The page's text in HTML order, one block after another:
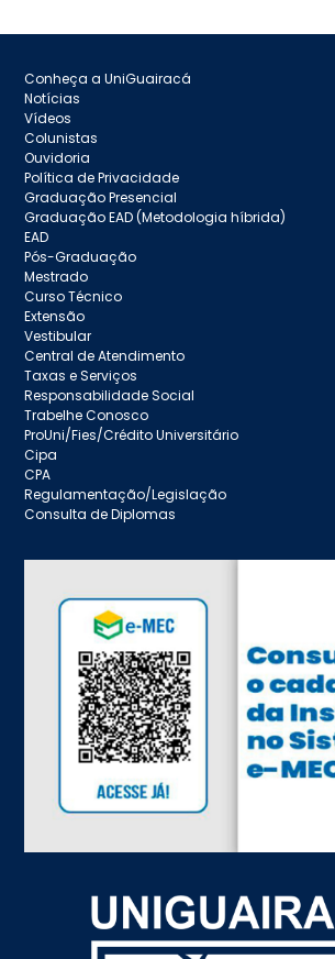
Conheça a UniGuairacá
Notícias
Vídeos
Colunistas
Ouvidoria
Política de Privacidade
Graduação Presencial
Graduação EAD (Metodologia híbrida)
EAD
Pós-Graduação
Mestrado
Curso Técnico
Extensão
Vestibular
Central de Atendimento
Taxas e Serviços
Responsabilidade Social
Trabelhe Conosco
ProUni/Fies/Crédito Universitário
Cipa
CPA
Regulamentação/Legislação
Consulta de Diplomas